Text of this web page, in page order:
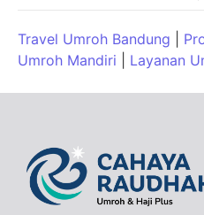
Travel Umroh Bandung
Umroh Mandiri
Layanan